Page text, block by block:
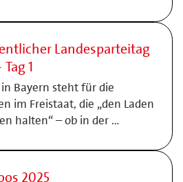
Landesparteitag
1
in Bayern steht für die
im Freistaat, die „den Laden
halten“ – ob in der …
2025